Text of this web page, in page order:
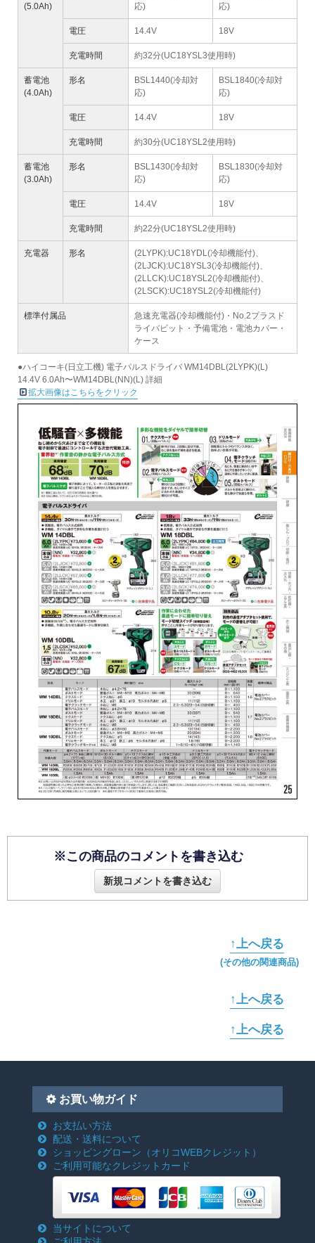
(5.0Ah)
応)
応)
電圧 14.4V 18V
充電時間 約32分(UC18YSL3使用時)
蓄電池
(4.0Ah)
形名
BSL1440(冷却対
応)
BSL1840(冷却対
応)
電圧 14.4V 18V
充電時間 約30分(UC18YSL2使用時)
蓄電池
(3.0Ah)
形名
BSL1430(冷却対
応)
BSL1830(冷却対
応)
電圧 14.4V 18V
充電時間 約22分(UC18YSL2使用時)
充電器 形名
(2LYPK):UC18YDL(冷却機能付)、
(2LJCK):UC18YSL3(冷却機能付)、
(2LLCK):UC18YSL2(冷却機能付)、
(2LSCK):UC18YSL2(冷却機能付)
標準付属品
急速充電器(冷却機能付)・No.2プラスド
ライバビット・予備電池・電池カバー・
ケース
●ハイコーキ(日立工機) 電子パルスドライバ WM14DBL(2LYPK)(L)
14.4V 6.0Ah〜WM14DBL(NN)(L) 詳細
拡大画像はこちらをクリック
※この商品のコメントを書き込む
新規コメントを書き込む
↑上へ戻る
(その他の関連商品)
↑上へ戻る
↑上へ戻る
お買い物ガイド
お支払い方法
配送・送料について
ショッピングローン （オリコWEBクレジット）
ご利用可能なクレジットカード
当サイトについて